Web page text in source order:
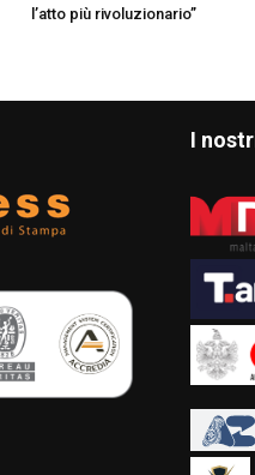
l’atto più rivoluzionario”
I